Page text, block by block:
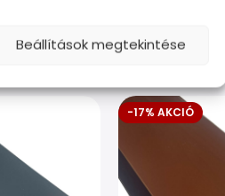
Beállítások megtekintése
-17% AKCIÓ